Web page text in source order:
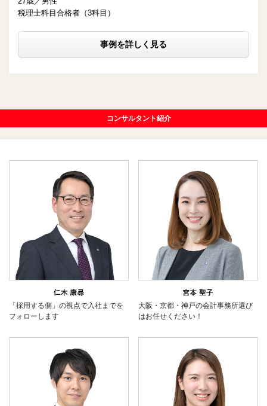
税理士科目合格者（3科目）
事例を詳しく見る
コンサルタント紹介
「採用する側」の視点で入社までを
フォローします
大阪・京都・神戸の会計事務所選び
はお任せください！